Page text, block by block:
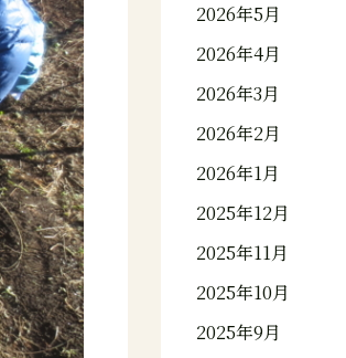
2026年5月
2026年4月
2026年3月
2026年2月
2026年1月
2025年12月
2025年11月
2025年10月
2025年9月